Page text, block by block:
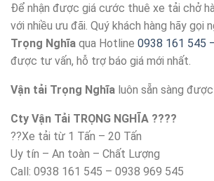
Để nhận được giá cước thuê xe tải chở
với nhiều ưu đãi. Quý khách hàng hãy gọi
Trọng Nghĩa qua Hotline 0938 161 545
được tư vấn, hỗ trợ báo giá mới nhất.
Vận tải Trọng Nghĩa luôn sẵn sàng
Cty Vận Tải TRỌNG NGHĨA ????
??Xe tải từ 1 Tấn – 20 Tấn
Uy tín – An toàn – Chất Lượng
Call: 0938 161 545 – 0938 969 545